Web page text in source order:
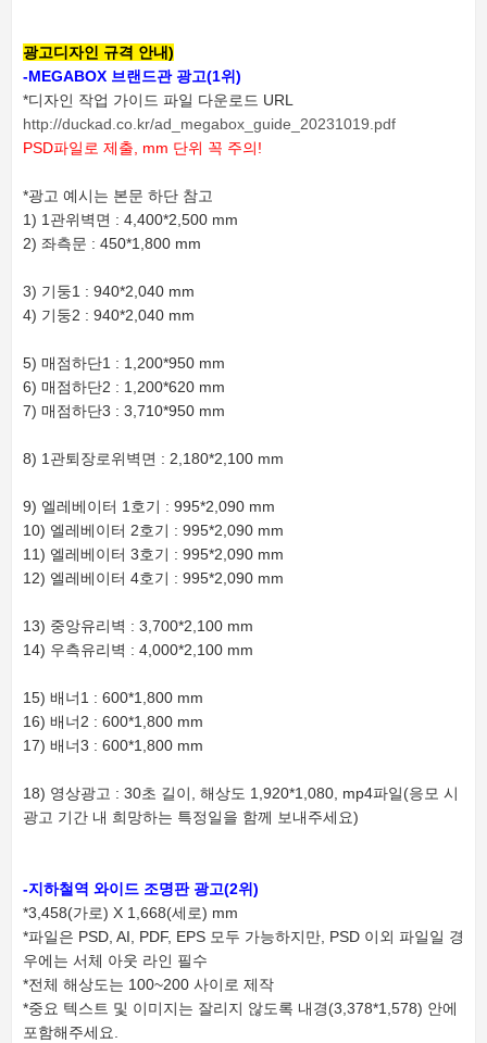
광고디자인 규격 안내)
-MEGABOX 브랜드관 광고(1위)
*디자인 작업 가이드 파일 다운로드 URL
http://duckad.co.kr/ad_megabox_guide_20231019.pdf
PSD파일로 제출, mm 단위 꼭 주의!
*광고 예시는 본문 하단 참고
1) 1관위벽면 : 4,400*2,500 mm
2) 좌측문 : 450*1,800 mm
3) 기둥1 : 940*2,040 mm
4) 기둥2 : 940*2,040 mm
5) 매점하단1 : 1,200*950 mm
6) 매점하단2 : 1,200*620 mm
7) 매점하단3 : 3,710*950 mm
8) 1관퇴장로위벽면 : 2,180*2,100 mm
9) 엘레베이터 1호기 : 995*2,090 mm
10) 엘레베이터 2호기 : 995*2,090 mm
11) 엘레베이터 3호기 : 995*2,090 mm
12) 엘레베이터 4호기 : 995*2,090 mm
13) 중앙유리벽 : 3,700*2,100 mm
14) 우측유리벽 : 4,000*2,100 mm
15) 배너1 : 600*1,800 mm
16) 배너2 : 600*1,800 mm
17) 배너3 : 600*1,800 mm
18) 영상광고 : 30초 길이, 해상도 1,920*1,080, mp4파일(응모 시
광고 기간 내 희망하는 특정일을 함께 보내주세요)
-지하철역 와이드 조명판 광고(2위)
*3,458(가로) X 1,668(세로) mm
*파일은 PSD, AI, PDF, EPS 모두 가능하지만, PSD 이외 파일일 경
우에는 서체 아웃 라인 필수
*전체 해상도는 100~200 사이로 제작
*중요 텍스트 및 이미지는 잘리지 않도록 내경(3,378*1,578) 안에
포함해주세요.